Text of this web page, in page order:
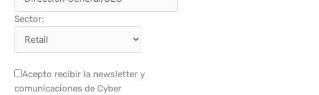
Sector:
Acepto recibir la newsletter y
comunicaciones de Cyber